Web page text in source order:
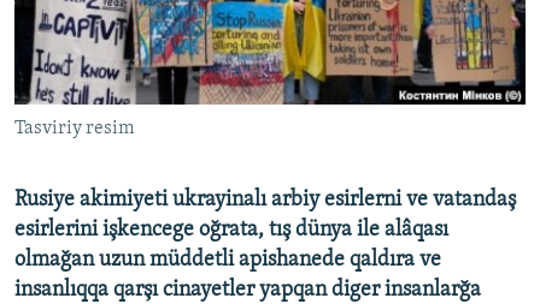
Русский
Українською
QOŞULIÑIZ!
RFE/RS bütün saytları
Tasviriy resim
Rusiye akimiyeti ukrayinalı arbiy esirlerni ve vatandaş
esirlerini işkencege oğrata, tış dünya ile alâqası
olmağan uzun müddetli apishanede qaldıra ve
insanlıqqa qarşı cinayetler yapqan diger insanlarğa